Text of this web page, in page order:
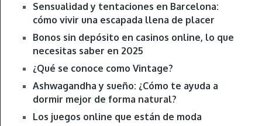
Sensualidad y tentaciones en Barcelona:
cómo vivir una escapada llena de placer
Bonos sin depósito en casinos online, lo que
necesitas saber en 2025
¿Qué se conoce como Vintage?
Ashwagandha y sueño: ¿Cómo te ayuda a
dormir mejor de forma natural?
Los juegos online que están de moda